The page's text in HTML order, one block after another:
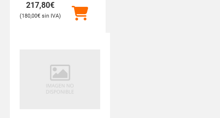
217,80€
180,00€